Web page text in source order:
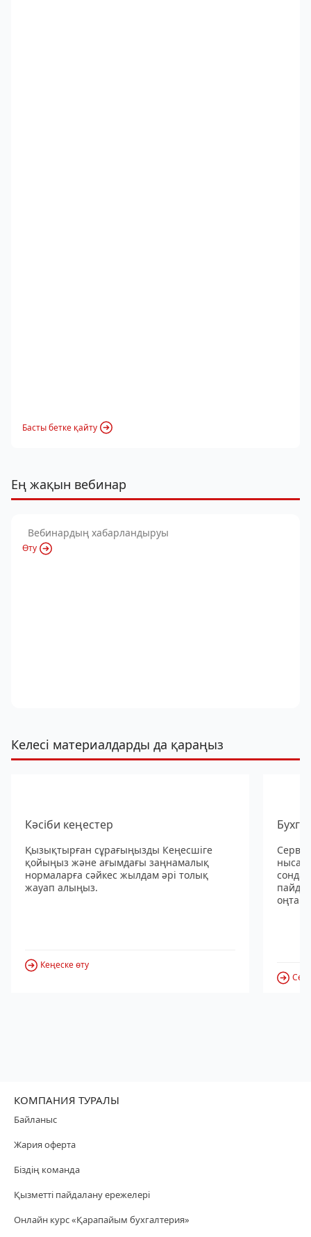
Басты бетке қайту
Ең жақын вебинар
Вебинардың хабарландыруы
Өту
Келесі материалдарды да қараңыз
Кәсіби кеңестер
Қызықтырған сұрағыңызды Кеңесшіге
қойыңыз және ағымдағы заңнамалық
нормаларға сәйкес жылдам әрі толық
жауап алыңыз.
Кеңеске өту
КОМПАНИЯ ТУРАЛЫ
Байланыс
Жария оферта
Біздің команда
Қызметті пайдалану ережелері
Онлайн курс «Қарапайым бухгалтерия»